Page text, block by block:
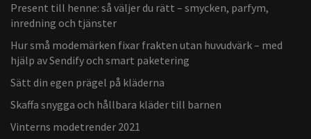
Present till henne: så väljer du rätt – smycken, parfym,
inredning och tjänster
Hur små modemärken fixar frakten utan huvudvärk – med
hjälp av Sendify och smart paketering
Sätt din egen prägel på kläderna
Skaffa snygga och hållbara kläder till barnen
Vinterns modetrender 2021